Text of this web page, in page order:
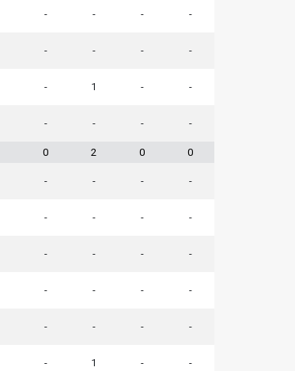
- - - -
- - - -
- 1 - -
- - - -
0 2 0 0
- - - -
- - - -
- - - -
- - - -
- - - -
- 1 - -